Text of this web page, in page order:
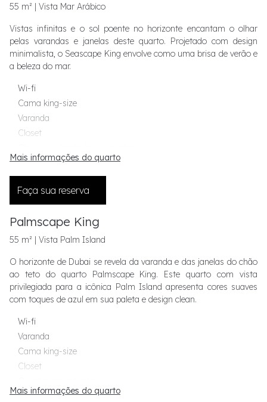
55 m² | Vista Mar Arábico
Vistas infinitas e o sol poente no horizonte encantam o olhar
pelas varandas e janelas deste quarto. Projetado com design
minimalista, o Seascape King envolve como uma brisa de verão e
a beleza do mar.
Wi-fi
Cama king-size
Varanda
Closet
Roupões e sandálias Frette
Comodidades Graff
Máquina de café Nespresso
Quartos conectantes
Mais informações do quarto
Faça sua reserva
Palmscape King
55 m² | Vista Palm Island
O horizonte de Dubai se revela da varanda e das janelas do chão
ao teto do quarto Palmscape King. Este quarto com vista
privilegiada para a icônica Palm Island apresenta cores suaves
com toques de azul em sua paleta e design clean.
Wi-fi
Varanda
Cama king-size
Closet
Máquina de café Nespresso
Mais informações do quarto